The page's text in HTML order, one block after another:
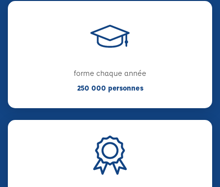
forme chaque année
250 000 personnes